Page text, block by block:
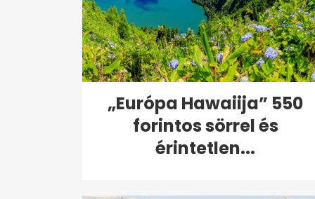
„Európa Hawaiija” 550
forintos sörrel és
érintetlen...